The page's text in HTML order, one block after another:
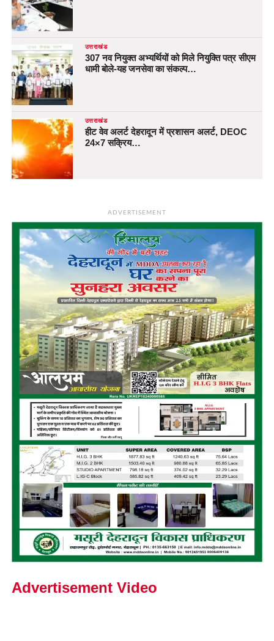
उत्तराखंड
307 नव नियुक्त अभ्यर्थियों को मिले नियुक्ति पत्र सीएम
धामी बोले-यह जनसेवा का संकल्प…
उत्तराखंड
हीट वेव अलर्ट देहरादून में प्रशासन अलर्ट, DEOC
24×7 सक्रिय…
ADVERTISEMENT
Advertisement Video